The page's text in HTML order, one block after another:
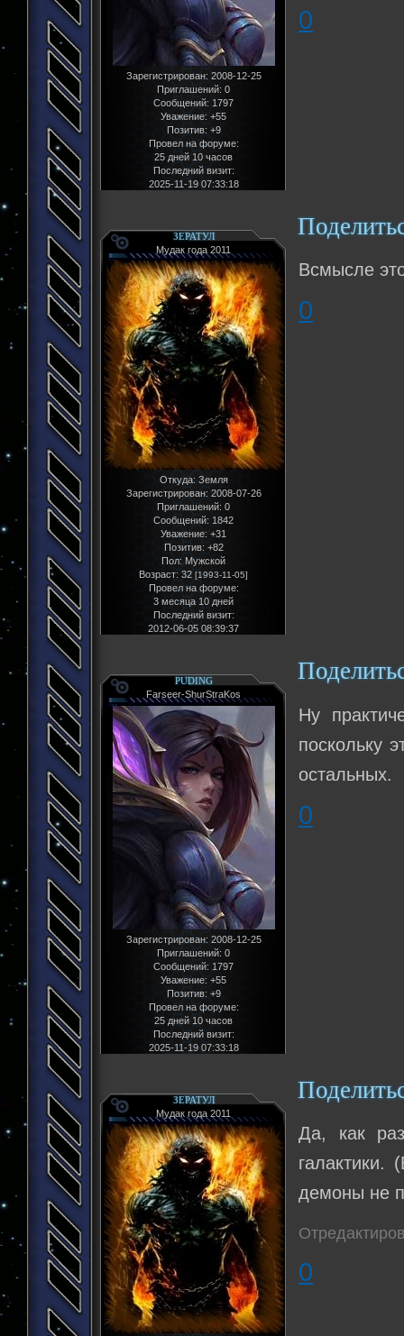
Зарегистрирован: 2008-12-25
Приглашений: 0
Сообщений: 1797
Уважение: +55
Позитив: +9
Провел на форуме:
25 дней 10 часов
Последний визит:
2025-11-19 07:33:18
0
ЗЕРАТУЛ
Мудак года 2011
Откуда: Земля
Зарегистрирован: 2008-07-26
Приглашений: 0
Сообщений: 1842
Уважение: +31
Позитив: +82
Пол: Мужской
Возраст: 32 [1993-11-05]
Провел на форуме:
3 месяца 10 дней
Последний визит:
2012-06-05 08:39:37
Всмысле
0
PUDING
Farseer-ShurStraKos
Зарегистрирован: 2008-12-25
Приглашений: 0
Сообщений: 1797
Уважение: +55
Позитив: +9
Провел на форуме:
25 дней 10 часов
Последний визит:
2025-11-19 07:33:18
Ну
поскольку
остальных.
0
ЗЕРАТУЛ
Мудак года 2011
Да, как
галактики.
демоны не
0